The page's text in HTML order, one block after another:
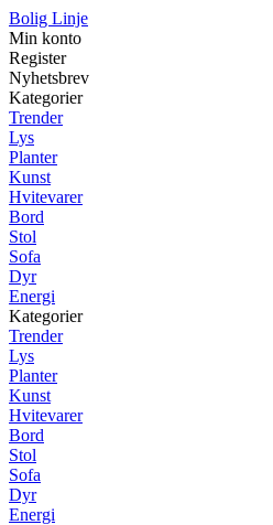
Bolig Linje
Min konto
Register
Nyhetsbrev
Kategorier
Trender
Lys
Planter
Kunst
Hvitevarer
Bord
Stol
Sofa
Dyr
Energi
Kategorier
Trender
Lys
Planter
Kunst
Hvitevarer
Bord
Stol
Sofa
Dyr
Energi